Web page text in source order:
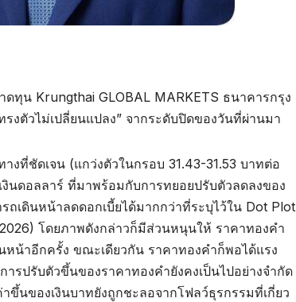
น Krungthai GLOBAL MARKETS ธนาคารกรุง
รงตัวไม่เปลี่ยนแปลง” จากระดับปิดของวันที่ผ่านมา
ที่ชัดเจน (แกว่งตัวในกรอบ 31.43-31.53 บาทต่อ
นดอลลาร์ ที่มาพร้อมกับการทยอยปรับตัวลดลงของ
ถเดินหน้าลดดอกเบี้ยได้มากกว่าที่ระบุไว้ใน Dot Plot
โดยภาพดังกล่าวก็มีส่วนหนุนให้ ราคาทองคำ
น้าอีกครั้ง ขณะเดียวกัน ราคาทองคำก็พอได้แรง
รปรับตัวขึ้นของราคาทองคำยังคงเป็นไปอย่างจำกัด
นของเงินบาทยังถูกชะลอจากโฟลว์ธุรกรรมที่เกี่ยว